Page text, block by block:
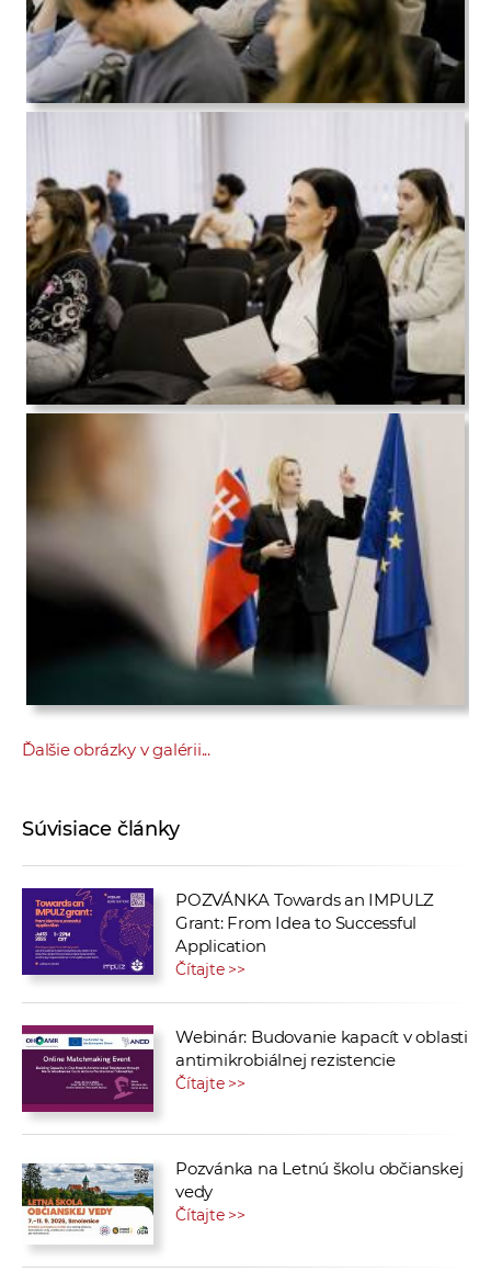
Ďalšie obrázky v galérii...
Súvisiace články
POZVÁNKA Towards an IMPULZ
Grant: From Idea to Successful
Application
Čítajte >>
Webinár: Budovanie kapacít v oblasti
antimikrobiálnej rezistencie
Čítajte >>
Pozvánka na Letnú školu občianskej
vedy
Čítajte >>